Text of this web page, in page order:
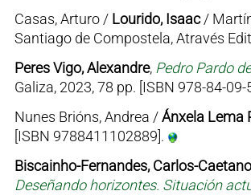
Casas, Arturo / Lourido, Isaac/
Santiago de Compostela, Através
Peres Vigo, Alexandre, Pedro Pardo
Galiza, 2023, 78 pp. [ISBN 978-84-09-
Nunes Brións, Andrea /Ánxela Lema
[ISBN 9788411102889].
Biscainho-Fernandes, Carlos-Caetano
Deseñando horizontes. Situación